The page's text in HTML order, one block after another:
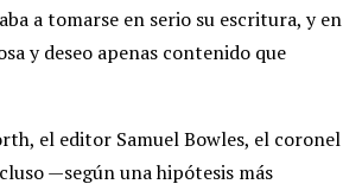
a tomarse en serio su escritura, y en
y deseo apenas contenido que
el editor Samuel Bowles, el coronel
—según una hipótesis más